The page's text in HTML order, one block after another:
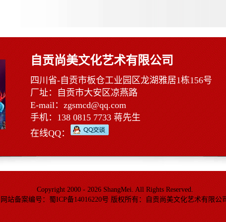
自贡尚美文化艺术有限公司
四川省-自贡市板仓工业园区龙湖雅居1栋156号
厂址：自贡市大安区凉燕路
E-mail：zgsmcd@qq.com
手机：138 0815 7733 蒋先生
在线QQ：
Copyright 2000 - 2026 ShangMei. All Rights Reserved.
网站备案编号：蜀ICP备14016220号 版权所有：自贡尚美文化艺术有限公